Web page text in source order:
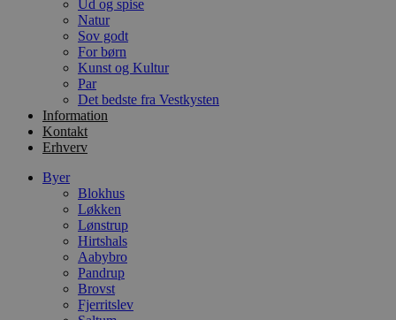
Ud og spise
Natur
Sov godt
For børn
Kunst og Kultur
Par
Det bedste fra Vestkysten
Information
Kontakt
Erhverv
Byer
Blokhus
Løkken
Lønstrup
Hirtshals
Aabybro
Pandrup
Brovst
Fjerritslev